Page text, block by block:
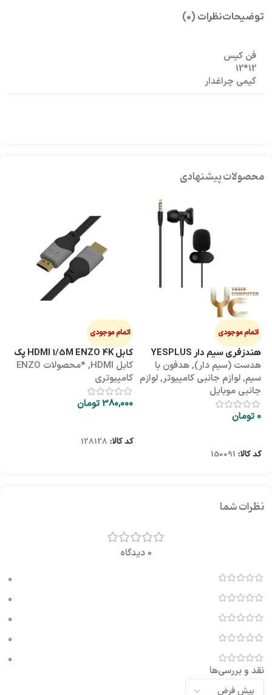
توضیحاتنظرات (0)
فن کیس
12*12
گیمی چراغدار
محصولات پیشنهادی
اتمام موجودی
هندزفری سیم دار YESPLUS
YS-113
هدست (سیم دار),هدفون با
سیم,لوازم جانبی کامپیوتر,لوازم
جانبی موبایل
0 تومان
کد کالا: 150091
اتمام موجودی
کابل HDMI 1/5M ENZO 4K پک
طلقی
کابل HDMI ,
*محصولات ENZO
کامپیوتری
380,000تومان
کد کالا: 128128
نظرات شما
0 دیدگاه
0
0
0
0
0
نقد و بررسی‌ها